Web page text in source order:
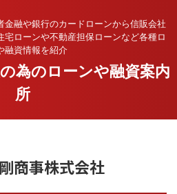
金融や銀行のカードローンから信販会社
ローンや不動産担保ローンなど各種ロ
融資情報を紹介
為のローンや融資案内
所
商事株式会社